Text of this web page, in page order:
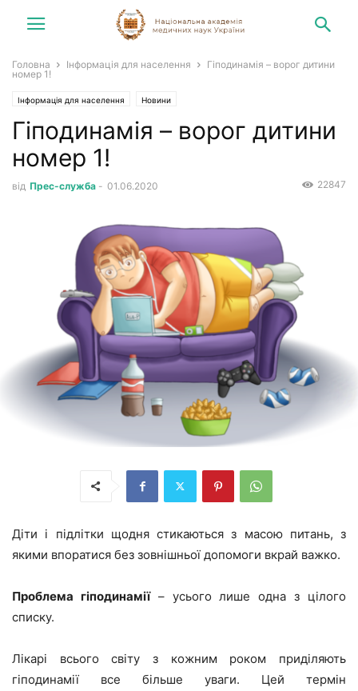
Головна Інформація для населення
Гіподинамія – ворог дитини
номер 1!
Інформація для населення Новини
Гіподинамія – ворог дитини
номер 1!
від Прес-служба - 01.06.2020 22847
Діти і підлітки щодня стикаються з масою питань, з
якими впоратися без зовнішньої допомоги вкрай важко.
Проблема гіподинамії– усього лише одна з цілого
списку.
Лікарі всього світу з кожним роком приділяють
гіподинамії все більше уваги. Цей термін